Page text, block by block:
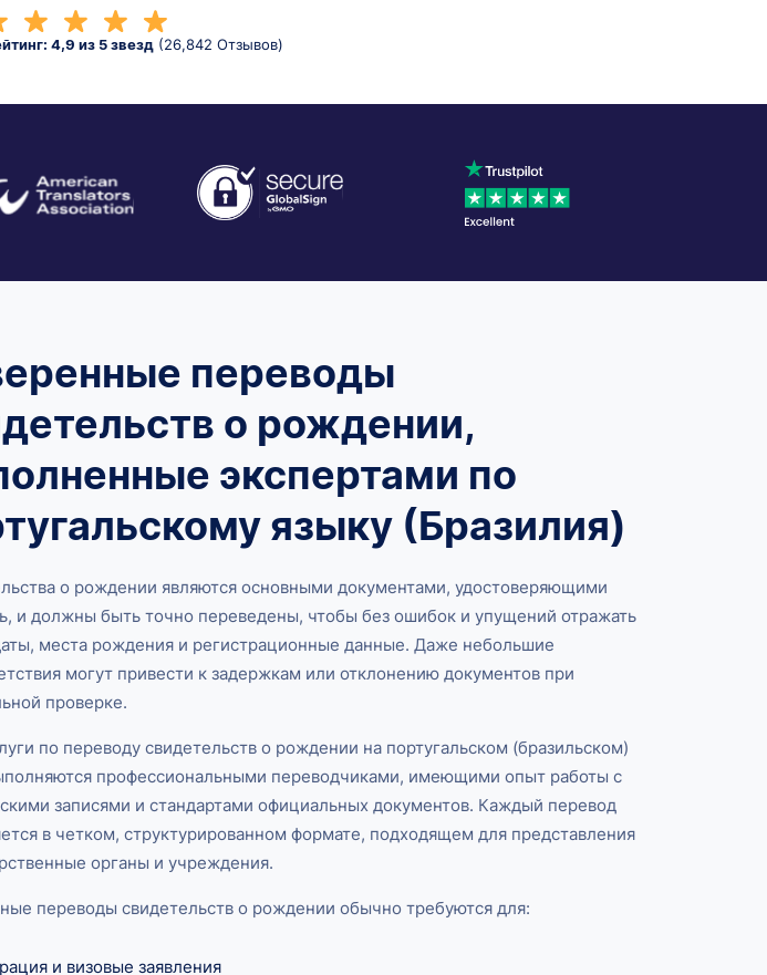
4,9 из 5 звезд (26,842 Отзывов)
переводы
о рождении,
экспертами по
языку (Бразилия)
о рождении являются основными документами, удостоверяющими
и должны быть точно переведены, чтобы без ошибок и упущений отражать
места рождения и регистрационные данные. Даже небольшие
могут привести к задержкам или отклонению документов при
проверке.
по переводу свидетельств о рождении на португальском (бразильском)
профессиональными переводчиками, имеющими опыт работы с
записями и стандартами официальных документов. Каждый перевод
в четком, структурированном формате, подходящем для представления
органы и учреждения.
переводы свидетельств о рождении обычно требуются для:
и визовые заявления